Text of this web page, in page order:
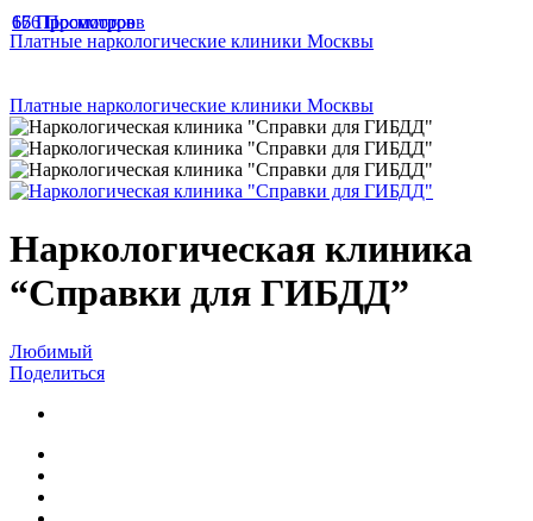
Платные наркологические клиники Москвы
Платные наркологические клиники Москвы
Наркологическая клиника
“Справки для ГИБДД”
Любимый
Поделиться
166 Просмотров
67 Просмотров
65 Просмотров